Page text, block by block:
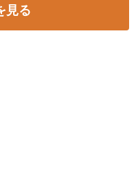
見る